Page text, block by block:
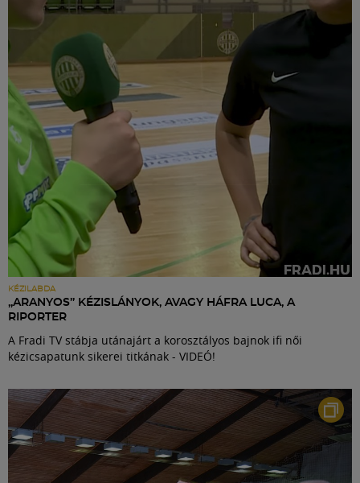
KÉZILABDA
„ARANYOS” KÉZISLÁNYOK, AVAGY HÁFRA LUCA, A
RIPORTER
A Fradi TV stábja utánajárt a korosztályos bajnok ifi női
kézicsapatunk sikerei titkának - VIDEÓ!